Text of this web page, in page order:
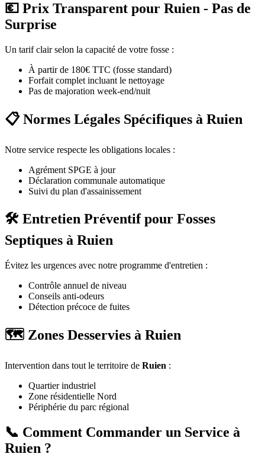
💶 Prix Transparent pour Ruien - Pas de
Surprise
Un tarif clair selon la capacité de votre fosse :
À partir de 180€ TTC (fosse standard)
Forfait complet incluant le nettoyage
Pas de majoration week-end/nuit
📋 Normes Légales Spécifiques à Ruien
Notre service respecte les obligations locales :
Agrément SPGE à jour
Déclaration communale automatique
Suivi du plan d'assainissement
🛠️ Entretien Préventif pour Fosses
Septiques à Ruien
Évitez les urgences avec notre programme d'entretien :
Contrôle annuel de niveau
Conseils anti-odeurs
Détection précoce de fuites
🗺️ Zones Desservies à Ruien
Intervention dans tout le territoire de Ruien :
Quartier industriel
Zone résidentielle Nord
Périphérie du parc régional
📞 Comment Commander un Service à
Ruien ?